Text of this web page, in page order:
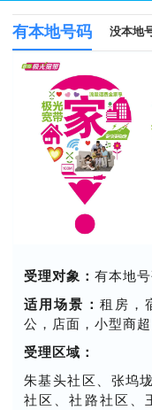
有本地号码 没本地
受理对象： 有本地
适用场景： 租房，
公，店面，小型商
受理区域：
朱基头社区、张坞
社区、社路社区、